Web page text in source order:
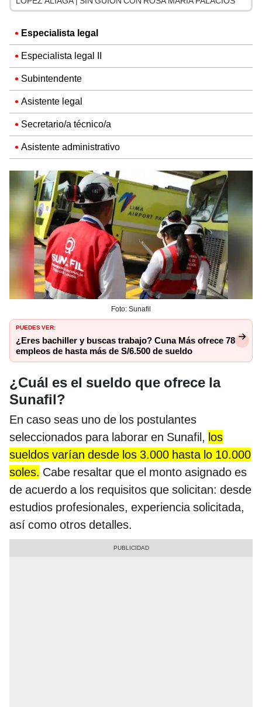
Especialista legal
Especialista legal II
Subintendente
Asistente legal
Secretario/a técnico/a
Asistente administrativo
Foto: Sunafil
PUEDES VER:
¿Eres bachiller y buscas trabajo? Cuna Más ofrece 78
empleos de hasta más de S/6.500 de sueldo
¿Cuál es el sueldo que ofrece la
Sunafil?
En caso seas uno de los postulantes
seleccionados para laborar en Sunafil, los
sueldos varían desde los 3.000 hasta lo 10.000
soles. Cabe resaltar que el monto asignado es
de acuerdo a los requisitos que solicitan: desde
estudios profesionales, experiencia solicitada,
así como otros detalles.